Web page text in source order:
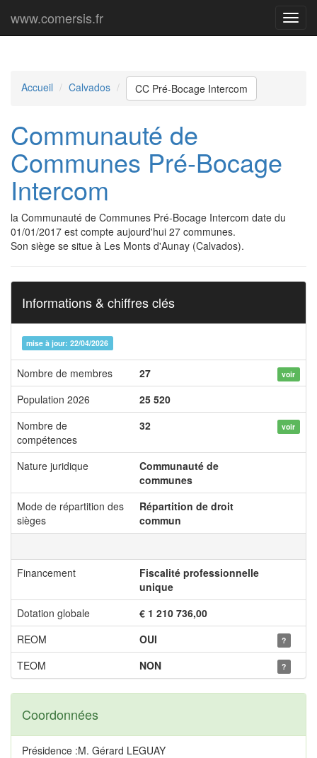
Menu
www.comersis.fr
Accueil Calvados CC Pré-Bocage Intercom
Communauté de
Communes Pré-Bocage
Intercom
la Communauté de Communes Pré-Bocage Intercom date du
01/01/2017 est compte aujourd'hui 27 communes.
Son siège se situe à Les Monts d'Aunay (Calvados).
Informations & chiffres clés
mise à jour: 22/04/2026
Nombre de membres 27 voir
Population 2026
25 520
Nombre de
compétences
32 voir
Nature juridique
Communauté de
communes
Mode de répartition des
sièges
Répartition de droit
commun
Financement
Fiscalité professionnelle
unique
Dotation globale
€ 1 210 736,00
REOM
OUI ?
TEOM NON ?
Coordonnées
Présidence :M. Gérard LEGUAY